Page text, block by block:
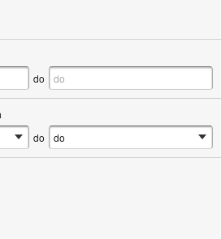
do
do